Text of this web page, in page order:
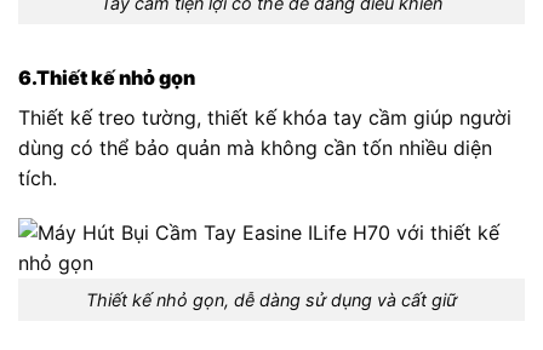
6.Thiết kế nhỏ gọn
Thiết kế treo tường, thiết kế khóa tay cầm giúp người
dùng có thể bảo quản mà không cần tốn nhiều diện
tích.
Thiết kế nhỏ gọn, dễ dàng sử dụng và cất giữ